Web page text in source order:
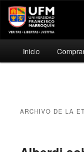
Ir
Ir
Inicio
ARCHIVO DE LA